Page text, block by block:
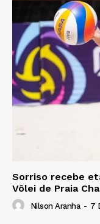
Sorriso recebe
Vôlei de Praia
Nilson Aranha - 7